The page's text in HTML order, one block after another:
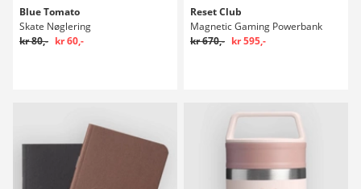
Blue Tomato
Skate Nøglering
kr 80,- kr 60,-
Reset Club
Magnetic Gaming Powerbank
kr 670,- kr 595,-